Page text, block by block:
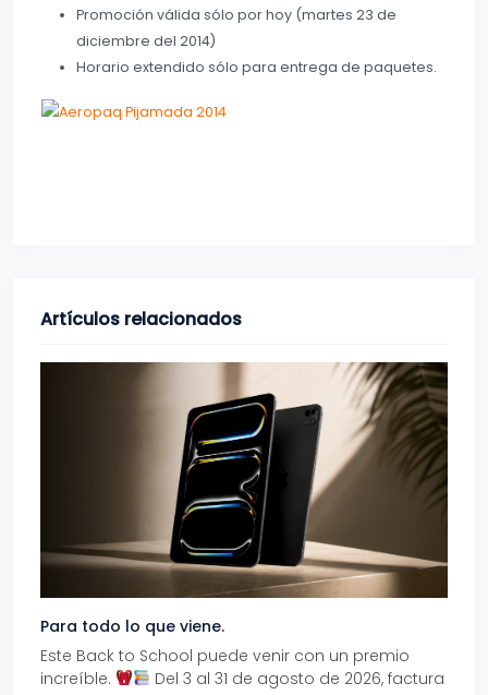
Promoción válida sólo por hoy (martes 23 de
diciembre del 2014)
Horario extendido sólo para entrega de paquetes.
Artículos relacionados
Para todo lo que viene.
Este Back to School puede venir con un premio
increíble.
Del 3 al 31 de agosto de 2026, factura